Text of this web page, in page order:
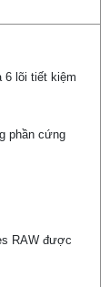
6 lõi tiết kiệm
phần cứng
RAW được